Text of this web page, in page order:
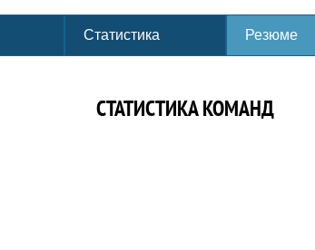
Статистика Резюме
СТАТИСТИКА КОМАНД